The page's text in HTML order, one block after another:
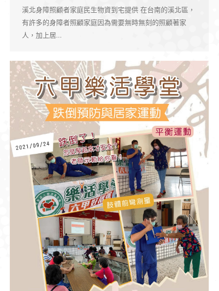
溪北身障照顧者家庭民生物資到宅提供 在台南的溪北區，
有許多的身障者照顧家庭因為需要無時無刻的照顧著家
人，加上居…